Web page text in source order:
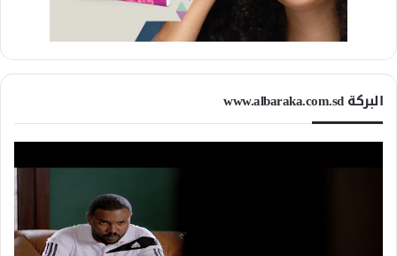
البركة www.albaraka.com.sd